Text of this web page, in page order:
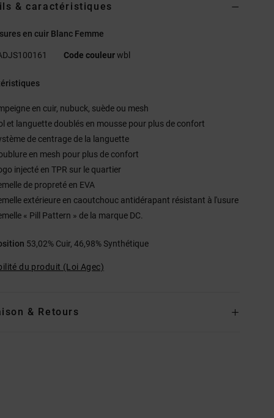
& caractéristiques
en cuir Blanc Femme
Code couleurwbl
en cuir, nubuck, suède ou mesh
et languette doublés en mousse pour plus de confort
de centrage de la languette
en mesh pour plus de confort
injecté en TPR sur le quartier
de propreté en EVA
extérieure en caoutchouc antidérapant résistant à l'usure
« Pill Pattern » de la marque DC.
53,02% Cuir, 46,98% Synthétique
du produit (Loi Agec)
& Retours